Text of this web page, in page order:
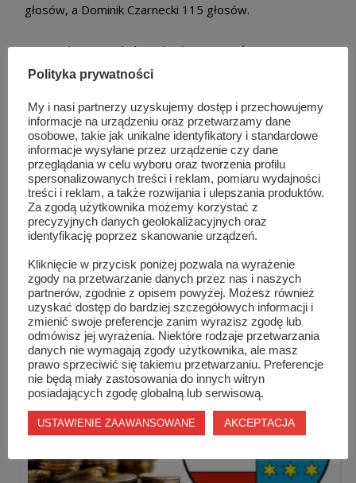
głosów, a Dominik Czarnecki 115 głosów.
W sejmiku po raz kolejny będziemy mieć swojego
przedstawiciela Agnieszkę Górską, będą Leszek
szydłowieckim. Szydłowiec na Was liczy i czeka na Was
wcześniej niż przed kolejnymi wyborami
samorządowymi.
Pełne wyniki znajdziecieTUTAJ
Podobne wpisy
Polityka prywatności
My i nasi partnerzy uzyskujemy dostęp i przechowujemy
informacje na urządzeniu oraz przetwarzamy dane
osobowe, takie jak unikalne identyfikatory i standardowe
informacje wysyłane przez urządzenie czy dane
przeglądania w celu wyboru oraz tworzenia profilu
spersonalizowanych treści i reklam, pomiaru wydajności
treści i reklam, a także rozwijania i ulepszania produktów.
Za zgodą użytkownika możemy korzystać z
precyzyjnych danych geolokalizacyjnych oraz
identyfikację poprzez skanowanie urządzeń.
Kliknięcie w przycisk poniżej pozwala na wyrażenie
zgody na przetwarzanie danych przez nas i naszych
partnerów, zgodnie z opisem powyżej. Możesz również
uzyskać dostęp do bardziej szczegółowych informacji i
zmienić swoje preferencje zanim wyrazisz zgodę lub
odmówisz jej wyrażenia. Niektóre rodzaje przetwarzania
danych nie wymagają zgody użytkownika, ale masz
prawo sprzeciwić się takiemu przetwarzaniu. Preferencje
nie będą miały zastosowania do innych witryn
posiadających zgodę globalną lub serwisową.
USTAWIENIE ZAAWANSOWANE AKCEPTACJA